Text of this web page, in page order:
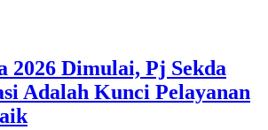
2026 Dimulai, Pj Sekda
Adalah Kunci Pelayanan